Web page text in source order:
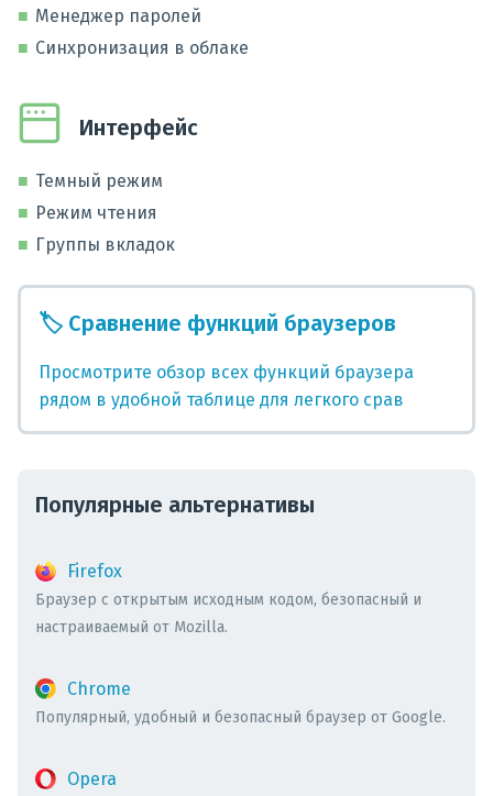
Менеджер паролей
Синхронизация в облаке
Интерфейс
Темный режим
Режим чтения
Группы вкладок
🏷️ Сравнение функций браузеров
Просмотрите обзор всех функций браузера
рядом в удобной таблице для легкого срав
Популярные альтернативы
Firefox
Браузер с открытым исходным кодом, безопасный и
настраиваемый от Mozilla.
Chrome
Популярный, удобный и безопасный браузер от Google.
Opera